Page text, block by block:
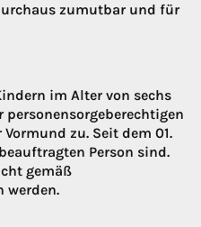
zumutbar und für
im Alter von sechs
zu. Seit dem 01.
Person sind.
gemäß
werden.